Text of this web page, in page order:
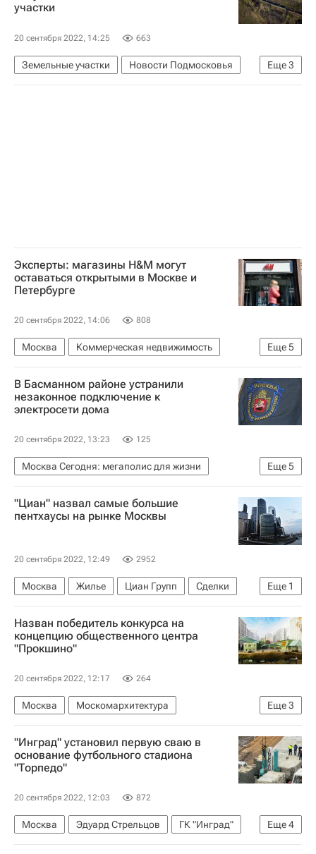
участки
20 сентября 2022, 14:25 663
Еще3
Земельные участки
Новости Подмосковья
Андрей Воробьев
Светлана Стригункова
Эксперты: магазины H&M могут
оставаться открытыми в Москве и
Петербурге
20 сентября 2022, 14:06 808
Еще5
Москва
Коммерческая недвижимость
Дальний Восток
Санкт-Петербург
H&M
Торговая недвижимость
Торговые центры
В Басманном районе устранили
незаконное подключение к
электросети дома
20 сентября 2022, 13:23 125
Еще5
Москва Сегодня: мегаполис для жизни
Москва
Мосжилинспекция
Городское хозяйство Москвы
Жилье
"Циан" назвал самые большие
пентхаусы на рынке Москвы
20 сентября 2022, 12:49 2952
Еще 1
Москва Жилье Циан Групп
Сделки
Элитное жилье
Назван победитель конкурса на
концепцию общественного центра
"Прокшино"
20 сентября 2022, 12:17 264
Еще3
Москва
Москомархитектура
Сергей Кузнецов (архитектор)
ГК "А101"
Девелоперы
"Инград" установил первую сваю в
основание футбольного стадиона
"Торпедо"
20 сентября 2022, 12:03 872
Еще4
Москва Эдуард Стрельцов
ГК "Инград"
Девелоперы
Стадионы